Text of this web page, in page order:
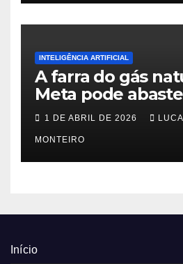
INTELIGÊNCIA ARTIFICIAL
A farra do gás
Meta pode
do Sul
1 DE ABRIL DE 2026
MONTEIRO
Início